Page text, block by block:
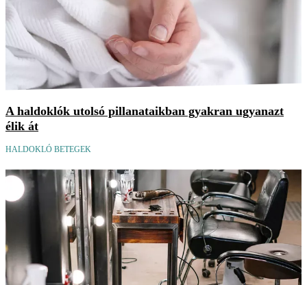
A haldoklók utolsó pillanataikban gyakran ugyanazt
élik át
HALDOKLÓ BETEGEK